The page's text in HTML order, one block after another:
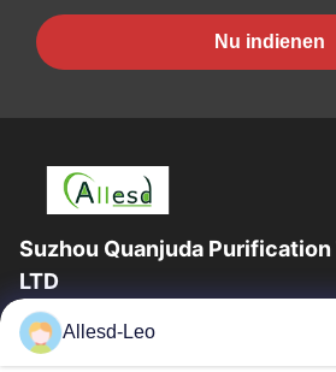
Nu indienen
Suzhou Quanjuda
LTD
16years ervaring, als belangrijke
ESD & Cleanroom producten, bieden wij
Allesd-Leo